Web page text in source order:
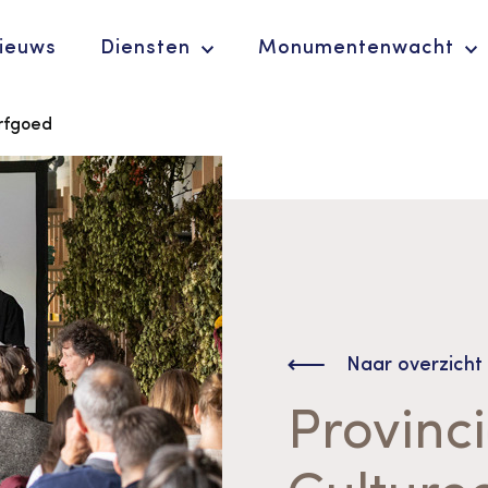
Diensten Monumentenwacht
Ergoedvrijwilligersprijs
De Erfgoedparel
Advies en
ondersteuning voor
Naar overzicht